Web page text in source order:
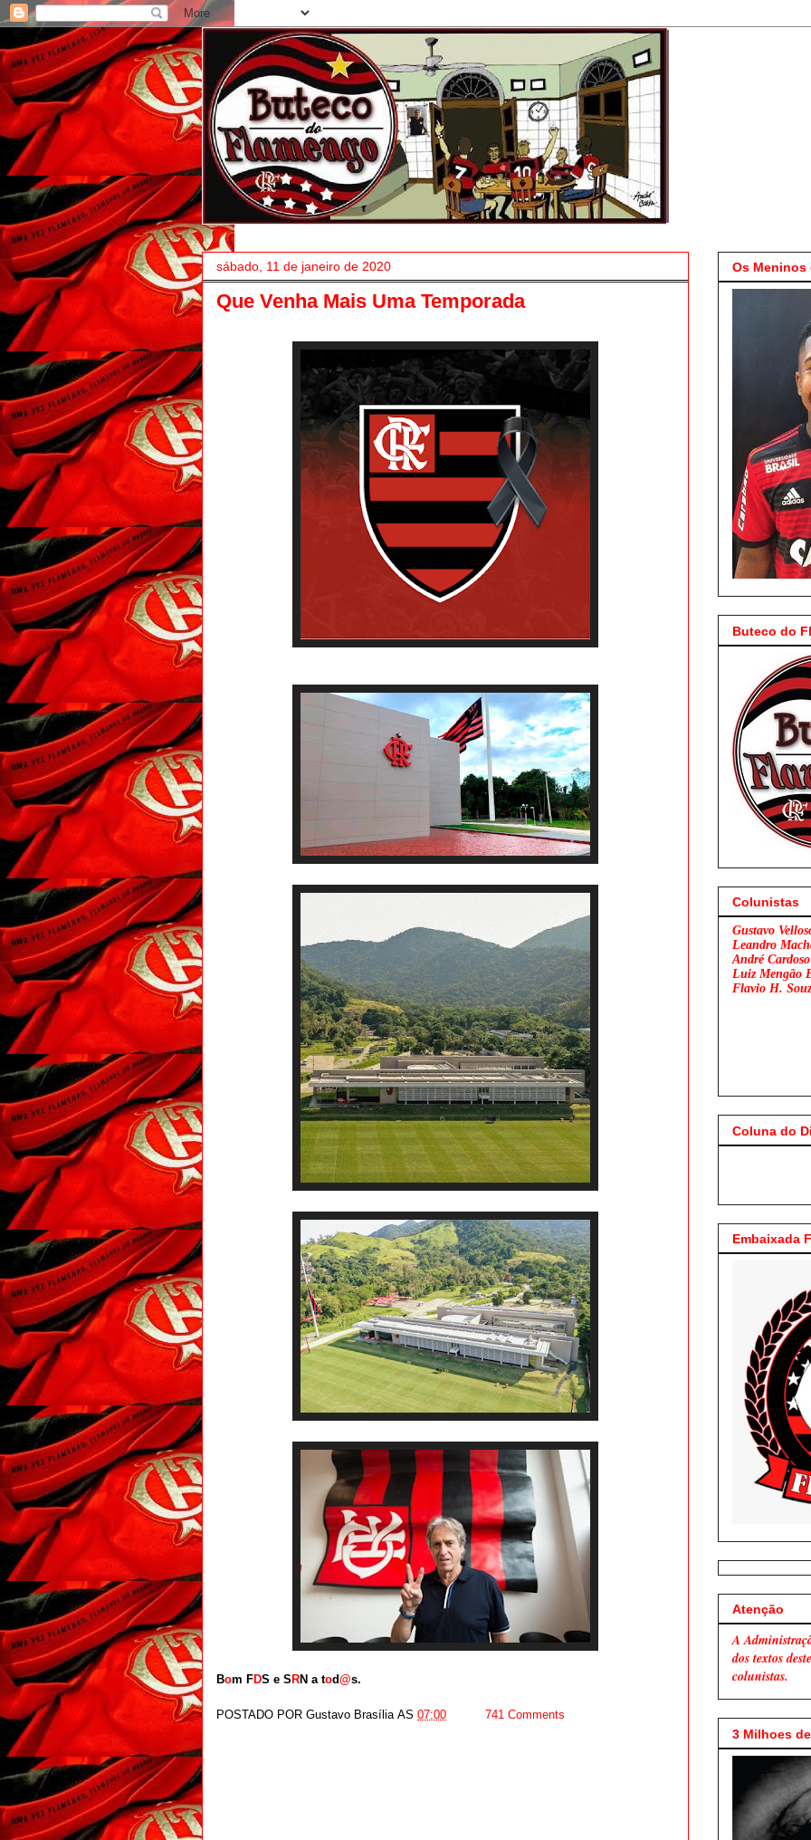
sábado, 11 de janeiro de 2020
Que Venha Mais Uma Temporada
Bom FDS e S RN a tod@s.
POSTADO POR Gustavo Brasília AS 07:00 741 Comments
Os
Buteco do
Colunistas
Gustavo
Leandro
André Cardoso
Luiz Mengão
Flavio H.
Coluna do
Embaixada
Atenção
A
dos textos
colunistas.
3 Milhoes